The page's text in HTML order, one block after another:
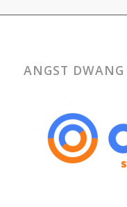
ANGST